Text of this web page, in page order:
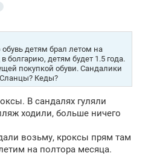
детям брал летом на
болгарию, детям будет 1.5 года.
покупкой обуви. Сандалики
Кеды?
В сандалях гуляли
ходили, больше ничего
возьму, кроксы прям там
на полтора месяца.